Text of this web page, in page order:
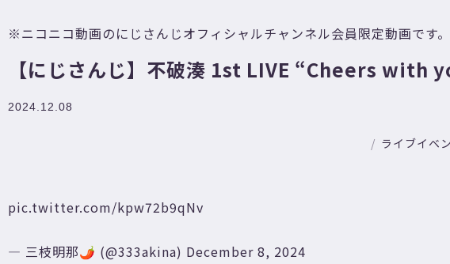
※ニコニコ動画のにじさんじオフィシャルチャンネル会員限定動画です
【にじさんじ】不破湊 1st LIVE “Cheers with
2024.12.08
ライブイベ
pic.twitter.com/kpw72b9qNv
— 三枝明那🌶 (@333akina) December 8, 2024